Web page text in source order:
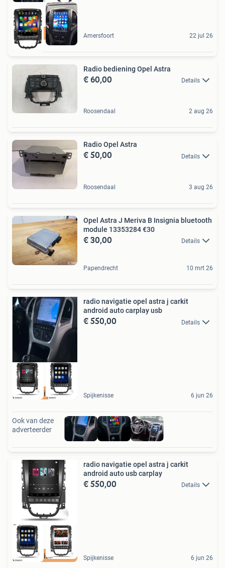
upgrade jou Auto Amersfoort 22 jul 26
Radio bediening Opel Astra
€ 60,00 Details
Roosendaal 2 aug 26
Radio Opel Astra
€ 50,00 Details
Roosendaal 3 aug 26
Opel Astra J Meriva B Insignia bluetooth
module 13353284 €30
€ 30,00 Details
Papendrecht 10 mrt 26
met gratis camera
radio navigatie opel astra j carkit
android auto carplay usb
€ 550,00 Details
Spijkenisse 6 jun 26
Ook van deze
adverteerder
met gratis camera
radio navigatie opel astra j carkit
android auto usb carplay
€ 550,00 Details
Spijkenisse 6 jun 26